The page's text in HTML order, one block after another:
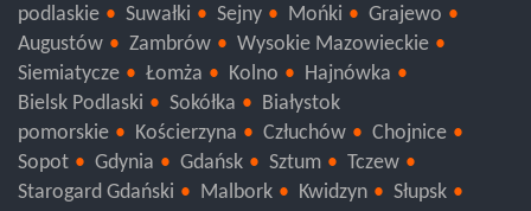
podlaskie
Suwałki Sejny Mońki
Grajewo
Augustów
Zambrów
Wysokie Mazowieckie
Siemiatycze
Łomża Kolno
Hajnówka
Bielsk Podlaski
Sokółka
Białystok
pomorskie
Kościerzyna Człuchów
Chojnice
Sopot
Gdynia Gdańsk Sztum
Tczew
Starogard Gdański
Malbork Kwidzyn
Słupsk